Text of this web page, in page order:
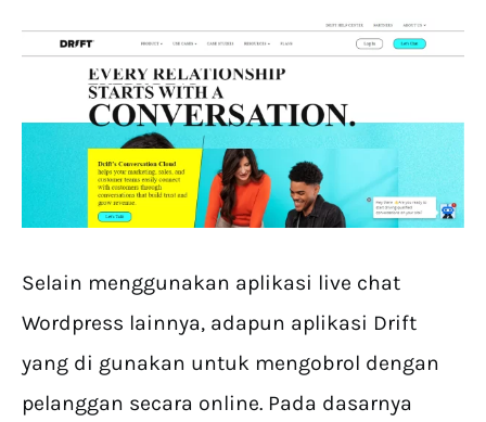
Selain menggunakan aplikasi live chat
Wordpress lainnya, adapun aplikasi Drift
yang di gunakan untuk mengobrol dengan
pelanggan secara online. Pada dasarnya